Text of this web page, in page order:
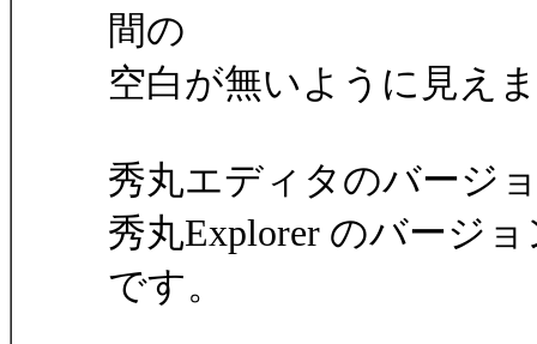
間の
空白が無いように見え
秀丸エディタのバージ
秀丸Explorer のバージョ
です。